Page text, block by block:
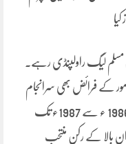
مسلم لیگ راولپنڈی رہے۔
امور کے فرائض بھی سرانجام
دیے ۔1985ء میں مصر میں سفیر مقرر ہوئے 1986 ء سے 1987ء تک
بنے۔ 1991 ء میں ایوان بالا کے رکن منتحب